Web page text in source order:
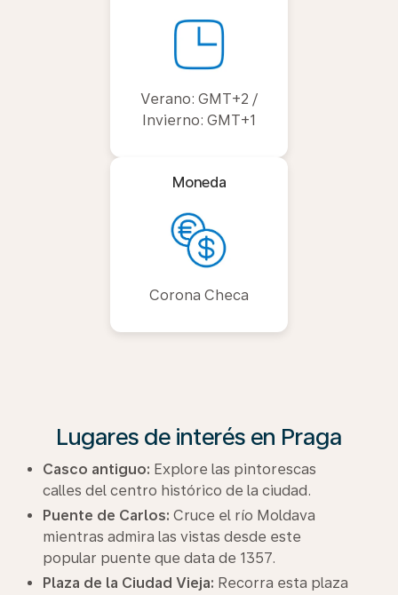
Verano: GMT+2 /
Invierno: GMT+1
Moneda
Corona Checa
Lugares de interés en Praga
Casco antiguo: Explore las pintorescas
calles del centro histórico de la ciudad.
Puente de Carlos: Cruce el río Moldava
mientras admira las vistas desde este
popular puente que data de 1357.
Plaza de la Ciudad Vieja: Recorra esta plaza